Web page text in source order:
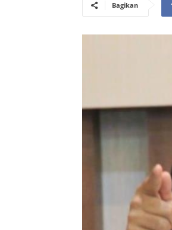
Bagikan